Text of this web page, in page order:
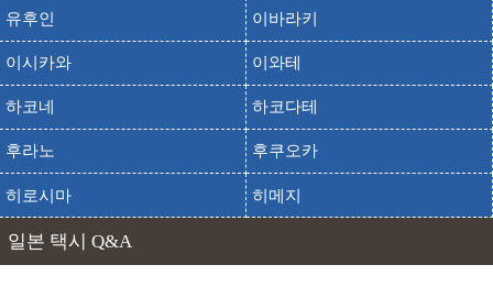
출발
세리아 도쿠시마 타미야점
출발
세리아 하로즈 스미요시몰점
출발
세이부 공원[도쿠시마]
세이부 코엔[토쿠시마]
출발
출발
소변암 이야다코 소변보는 소년상
숀벤이와 이야다코노숀벤코조
출발 도착
유후인 이바라키
이시카와 이와테
하코네 하코다테
후라노 후쿠오카
히로시마 히메지
일본 택시 Q&A